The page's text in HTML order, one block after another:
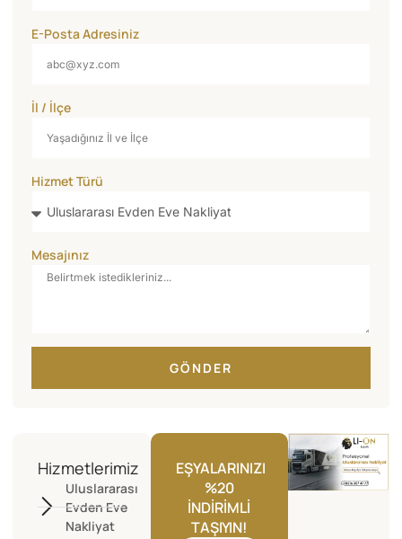
E-Posta Adresiniz
İl / İlçe
Hizmet Türü
Mesajınız
GÖNDER
Hizmetlerimiz
Uluslararası
Evden Eve
Nakliyat
EŞYALARINIZI
%20
İNDIRIMLI
TAŞIYIN!